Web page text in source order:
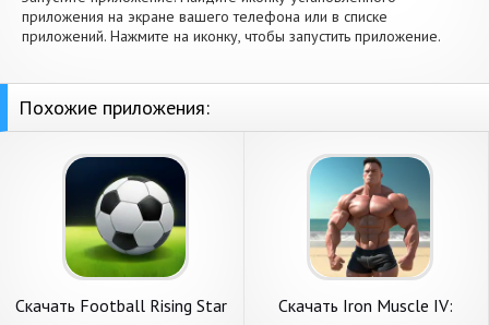
приложения на экране вашего телефона или в списке
приложений. Нажмите на иконку, чтобы запустить приложение.
Похожие приложения:
Скачать Football Rising Star
Скачать Iron Muscle IV: